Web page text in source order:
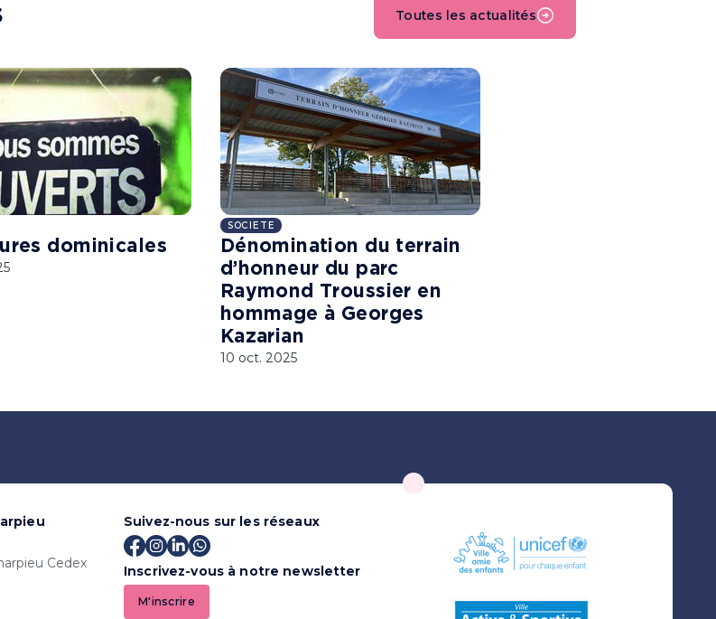
Toutes les actualités
dominicales
Dénomination du terrain
d’honneur du parc
Raymond Troussier en
hommage à Georges
Kazarian
SOCIETE
10 oct. 2025
Cedex
Suivez-nous sur les réseaux
Inscrivez-vous à notre newsletter
M'inscrire